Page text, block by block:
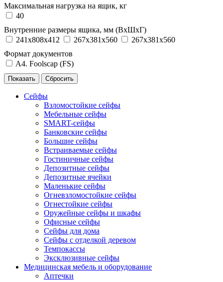
Максимальная нагрузка на ящик, кг
40
Внутренние размеры ящика, мм (ВхШхГ)
241х808х412
267x381x560
267х381х560
Формат документов
A4. Foolscap (FS)
Сейфы
Взломостойкие сейфы
Мебельные сейфы
SMART-сейфы
Банковские сейфы
Большие сейфы
Встраиваемые сейфы
Гостиничные сейфы
Депозитные сейфы
Депозитные ячейки
Маленькие сейфы
Огневзломостойкие сейфы
Огнестойкие сейфы
Оружейные сейфы и шкафы
Офисные сейфы
Сейфы для дома
Сейфы с отделкой деревом
Темпокассы
Эксклюзивные сейфы
Медицинская мебель и оборудование
Аптечки